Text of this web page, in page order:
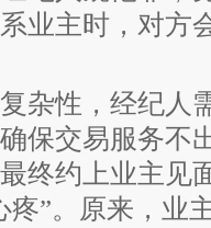
业主时，对方
性，经纪人
保交易服务不
终约上业主见
疼”。原来，业